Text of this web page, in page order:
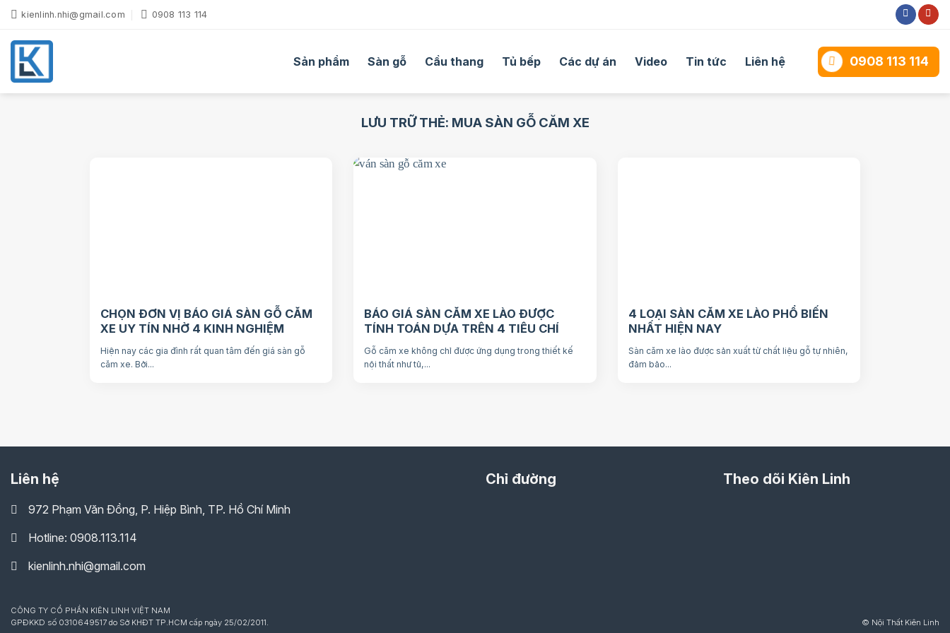
Bỏ
nội
dung
kienlinh.nhi@gmail.com 0908 113 114
Sản phẩm Sàn gỗ Cầu thang Tủ bếp Các dự án Video Tin tức Liên hệ 0908 113 114
LƯU TRỮ THẺ: MUA SÀN GỖ CĂM XE
CHỌN ĐƠN VỊ BÁO GIÁ SÀN GỖ CĂM
XE UY TÍN NHỜ 4 KINH NGHIỆM
Hiện nay các gia đình rất quan tâm đến giá sàn gỗ
căm xe. Bởi...
BÁO GIÁ SÀN CĂM XE LÀO ĐƯỢC
TÍNH TOÁN DỰA TRÊN 4 TIÊU CHÍ
Gỗ căm xe không chỉ được ứng dụng trong thiết kế
nội thất như tủ,...
4 LOẠI SÀN CĂM XE LÀO PHỔ BIẾN
NHẤT HIỆN NAY
Sàn căm xe lào được sản xuất từ chất liệu gỗ tự nhiên,
đảm bảo...
Liên hệ
972 Phạm Văn Đồng, P. Hiệp Bình, TP. Hồ Chí Minh
Hotline: 0908.113.114
kienlinh.nhi@gmail.com
Chỉ đường Theo dõi Kiên Linh
CÔNG TY CỔ PHẦN KIÊN LINH VIỆT NAM
GPĐKKD số 0310649517 do Sở KHĐT TP.HCM cấp ngày 25/02/2011.
© Nội Thất Kiên Linh